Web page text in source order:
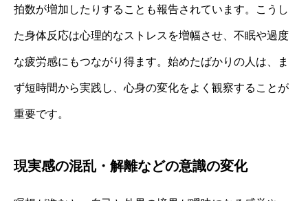
拍数が増加したりすることも報告されています。こうし
た身体反応は心理的なストレスを増幅させ、不眠や過度
な疲労感にもつながり得ます。始めたばかりの人は、ま
ず短時間から実践し、心身の変化をよく観察することが
重要です。
現実感の混乱・解離などの意識の変化